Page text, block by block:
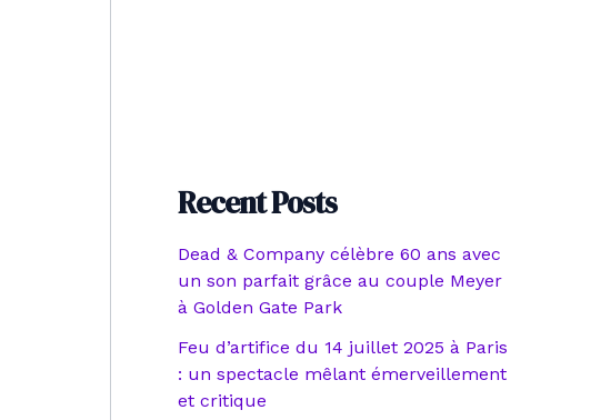
Recent Posts
Dead & Company célèbre 60 ans avec
un son parfait grâce au couple Meyer
à Golden Gate Park
Feu d’artifice du 14 juillet 2025 à Paris
: un spectacle mêlant émerveillement
et critique